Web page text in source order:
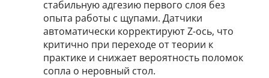
стабильную адгезию первого слоя без
опыта работы с щупами. Датчики
автоматически корректируют Z-ось, что
критично при переходе от теории к
практике и снижает вероятность поломок
сопла о неровный стол.